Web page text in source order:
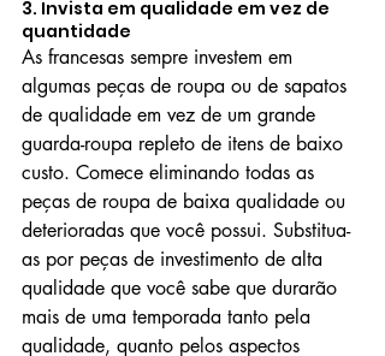
3. Invista em qualidade em vez de
quantidade
As francesas sempre investem em
algumas peças de roupa ou de sapatos
de qualidade em vez de um grande
guarda-roupa repleto de itens de baixo
custo. Comece eliminando todas as
peças de roupa de baixa qualidade ou
deterioradas que você possui. Substitua-
as por peças de investimento de alta
qualidade que você sabe que durarão
mais de uma temporada tanto pela
qualidade, quanto pelos aspectos